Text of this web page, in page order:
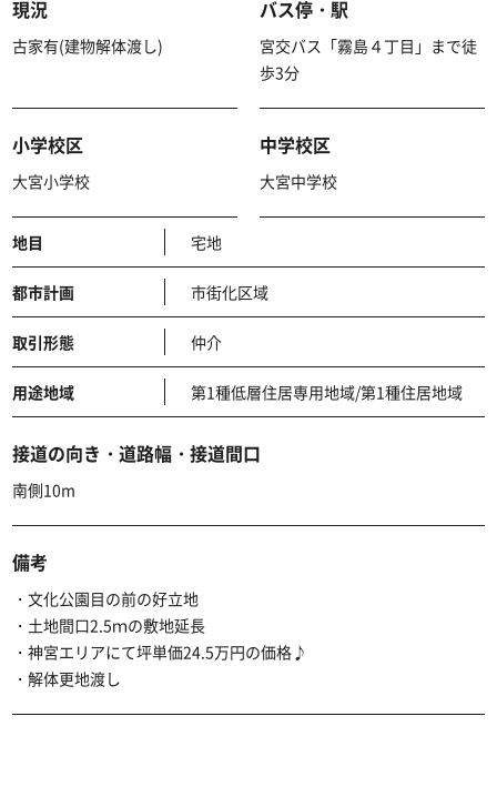
現況
古家有(建物解体渡し)
バス停・駅
宮交バス「霧島４丁目」まで徒
歩3分
小学校区
大宮小学校
中学校区
大宮中学校
地目 宅地
都市計画 市街化区域
取引形態 仲介
用途地域 第1種低層住居専用地域/第1種住居地域
接道の向き・道路幅・接道間口
南側10m
備考
・文化公園目の前の好立地
・土地間口2.5ｍの敷地延長
・神宮エリアにて坪単価24.5万円の価格♪
・解体更地渡し